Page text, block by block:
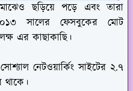
মাঝেও ছড়িয়ে পড়ে এবং তারা
সালের ফেসবুকের মোট
এর কাছাকাছি।
নেটওয়ার্কিং সাইটের ২.৭
থাকে।